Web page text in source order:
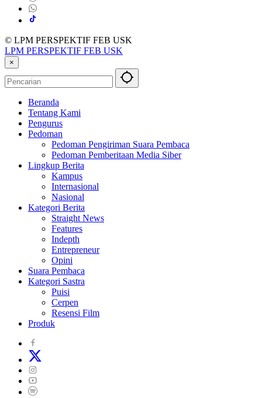
© LPM PERSPEKTIF FEB USK
LPM PERSPEKTIF FEB USK
×
Beranda
Tentang Kami
Pengurus
Pedoman
Pedoman Pengiriman Suara Pembaca
Pedoman Pemberitaan Media Siber
Lingkup Berita
Kampus
Internasional
Nasional
Kategori Berita
Straight News
Features
Indepth
Entrepreneur
Opini
Suara Pembaca
Kategori Sastra
Puisi
Cerpen
Resensi Film
Produk